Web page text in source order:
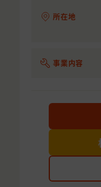
所在地
事業内容